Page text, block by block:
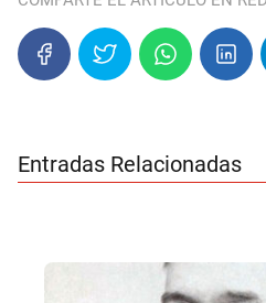
Entradas Relacionadas